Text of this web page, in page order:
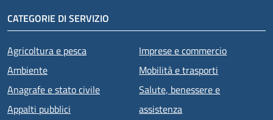
CATEGORIE DI SERVIZIO
Agricoltura e pesca
Ambiente
Anagrafe e stato civile
Appalti pubblici
Imprese e commercio
Mobilità e trasporti
Salute, benessere e
assistenza